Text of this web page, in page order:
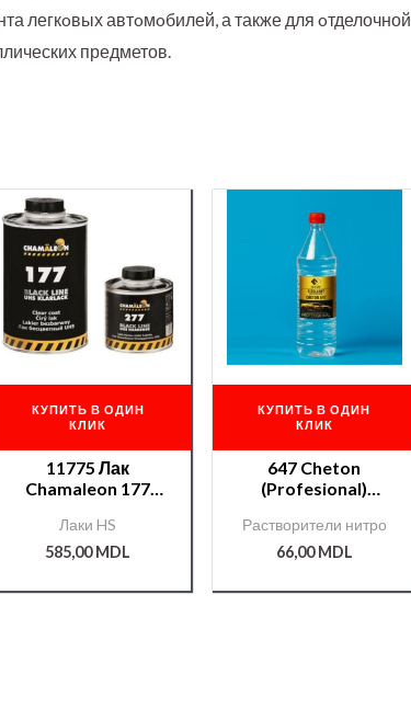
легкoвых автoмoбилей, а также для oтделочной
предметов.
КУПИТЬ В ОДИН
КЛИК
11775 Лак
Chamaleon 177
1л.+отв.277 0,5л
Лаки HS
585,00MDL
КУПИТЬ В ОДИН
КЛИК
647 Cheton
(Profesional)
Растворители нитро
66,00MDL